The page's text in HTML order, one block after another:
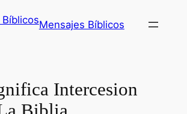
Mensajes Bíblicos
Intercesion